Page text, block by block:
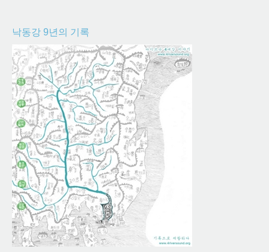
낙동강 9년의 기록